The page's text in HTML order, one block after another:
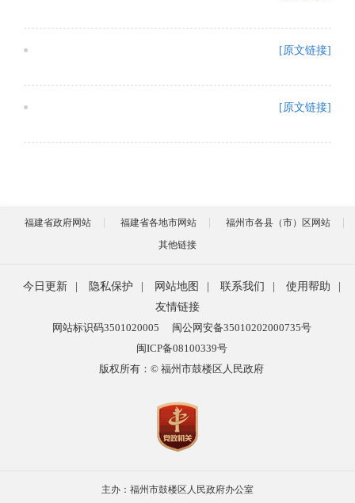
[原文链接]
[原文链接]
福建省政府网站 福建省各地市网站
福州市各县（市）区网站
其他链接
今日更新 隐私保护 网站地图 联系我们 使用帮助
友情链接
网站标识码3501020005
闽公网安备35010202000735号
闽ICP备08100339号
版权所有：© 福州市鼓楼区人民政府
主办：福州市鼓楼区人民政府办公室